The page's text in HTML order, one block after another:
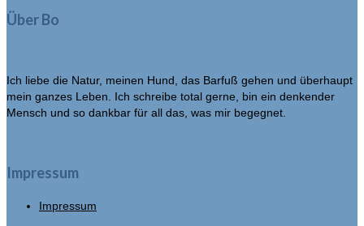
Über Bo
Ich liebe die Natur, meinen Hund, das Barfuß gehen und überhaupt
mein ganzes Leben. Ich schreibe total gerne, bin ein denkender
Mensch und so dankbar für all das, was mir begegnet.
Impressum
Impressum